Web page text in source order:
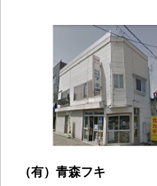
（有）青森フキ